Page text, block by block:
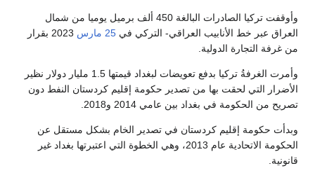
وأوقفت تركيا الصادرات البالغة 450 ألف برميل يوميا من شمال
العراق عبر خط الأنابيب العراقي- التركي في 25 مارس
2023 بقرار
من غرفة التجارة الدولية.
وأمرت الغرفةُ تركيا بدفع تعويضات ل‍بغداد قيمتها 1.5 مليار دولار نظير
الأضرار التي لحقت بها من تصدير حكومة إقليم كردستان النفط دون
تصريح من الحكومة في بغداد بين عامي 2014 و2018.
وبدأت حكومة إقليم كردستان في تصدير الخام بشكل مستقل عن
الحكومة الاتحادية عام 2013، وهي الخطوة التي اعتبرتها بغداد غير
قانونية.